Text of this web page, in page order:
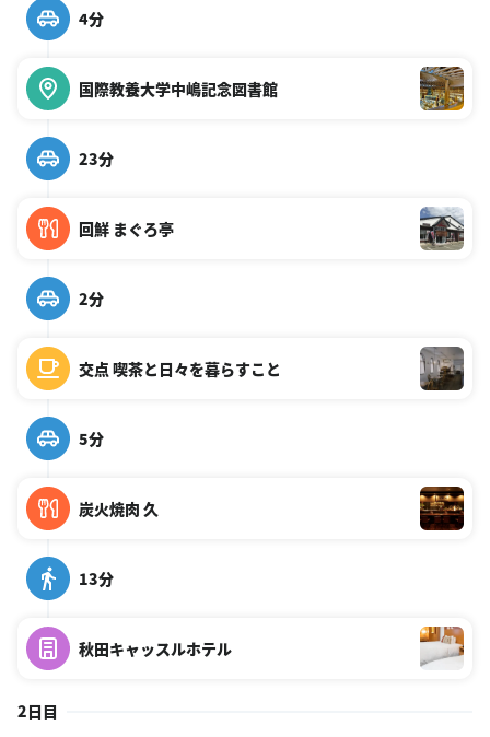
4分
国際教養大学中嶋記念図書館
23分
回鮮 まぐろ亭
2分
交点 喫茶と日々を暮らすこと
5分
炭火焼肉 久
13分
秋田キャッスルホテル
2日目